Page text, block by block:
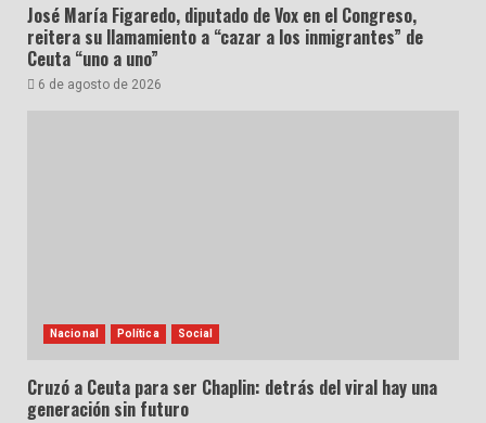
José María Figaredo, diputado de Vox en el Congreso,
reitera su llamamiento a “cazar a los inmigrantes” de
Ceuta “uno a uno”
6 de agosto de 2026
Nacional Política Social
Cruzó a Ceuta para ser Chaplin: detrás del viral hay una
generación sin futuro